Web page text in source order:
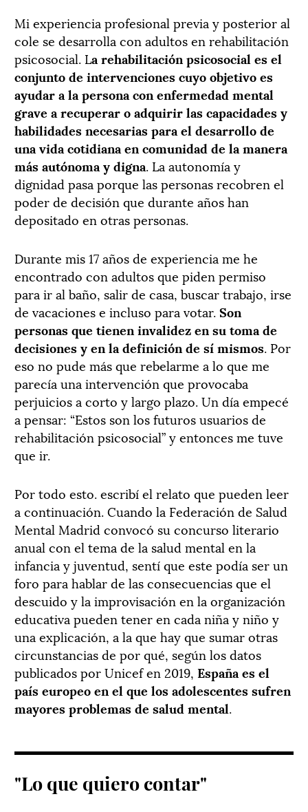
Mi experiencia profesional previa y posterior al
cole se desarrolla con adultos en rehabilitación
psicosocial. La rehabilitación psicosocial es el
conjunto de intervenciones cuyo objetivo es
ayudar a la persona con enfermedad mental
grave a recuperar o adquirir las capacidades y
habilidades necesarias para el desarrollo de
una vida cotidiana en comunidad de la manera
más autónoma y digna. La autonomía y
dignidad pasa porque las personas recobren el
poder de decisión que durante años han
depositado en otras personas.
Durante mis 17 años de experiencia me he
encontrado con adultos que piden permiso
para ir al baño, salir de casa, buscar trabajo, irse
de vacaciones e incluso para votar.Son
personas que tienen invalidez en su toma de
decisiones y en la definición de sí mismos. Por
eso no pude más que rebelarme a lo que me
parecía una intervención que provocaba
perjuicios a corto y largo plazo. Un día empecé
a pensar: “Estos son los futuros usuarios de
rehabilitación psicosocial” y entonces me tuve
que ir.
Por todo esto. escribí el relato que pueden leer
a continuación. Cuando la Federación de Salud
Mental Madrid convocó su concurso literario
anual con el tema de la salud mental en la
infancia y juventud, sentí que este podía ser un
foro para hablar de las consecuencias que el
descuido y la improvisación en la organización
educativa pueden tener en cada niña y niño y
una explicación, a la que hay que sumar otras
circunstancias de por qué, según los datos
publicados por Unicef en 2019, España es el
país europeo en el que los adolescentes sufren
mayores problemas de salud mental.
"Lo que quiero contar"